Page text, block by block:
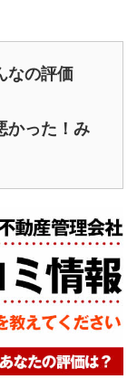
なの評価
かった！み